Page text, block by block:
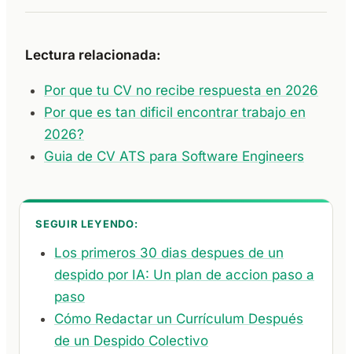
Lectura relacionada:
Por que tu CV no recibe respuesta en 2026
Por que es tan dificil encontrar trabajo en
2026?
Guia de CV ATS para Software Engineers
SEGUIR LEYENDO:
Los primeros 30 dias despues de un
despido por IA: Un plan de accion paso a
paso
Cómo Redactar un Currículum Después
de un Despido Colectivo